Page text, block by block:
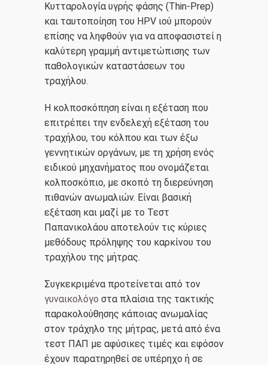
Κυτταρολογία υγρής φάσης (Thin-Prep)
και ταυτοποίηση του HPV ιού μπορούν
επίσης να ληφθούν για να αποφασιστεί η
καλύτερη γραμμή αντιμετώπισης των
παθολογικών καταστάσεων του
τραχήλου.
Η κολποσκόπηση είναι η εξέταση που
επιτρέπει την ενδελεχή εξέταση του
τραχήλου, του κόλπου και των έξω
γεννητικών οργάνων, με τη χρήση ενός
ειδικού μηχανήματος που ονομάζεται
κολποσκόπιο, με σκοπό τη διερεύνηση
πιθανών ανωμαλιών. Είναι βασική
εξέταση και μαζί με το Τεστ
Παπανικολάου αποτελούν τις κύριες
μεθόδους πρόληψης του καρκίνου του
τραχήλου της μήτρας.
Συγκεκριμένα προτείνεται από τον
γυναικολόγο στα πλαίσια της τακτικής
παρακολούθησης κάποιας ανωμαλίας
στον τράχηλο της μήτρας, μετά από ένα
τεστ ΠΑΠ με αφύσικες τιμές και εφόσον
έχουν παρατηρηθεί σε υπέρηχο ή σε